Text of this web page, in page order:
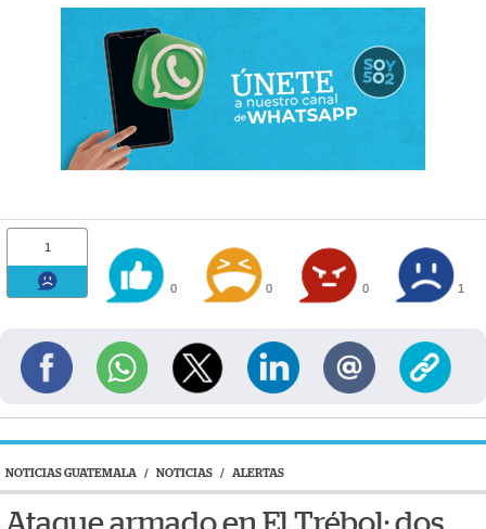
1
0 0 0 1
NOTICIAS GUATEMALA / NOTICIAS / ALERTAS